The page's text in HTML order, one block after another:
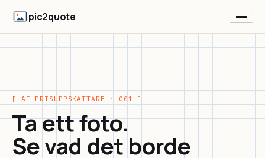
pic2quote
[ AI-PRISUPPSKATTARE · 001 ]
Ta ett foto.
Se vad det borde